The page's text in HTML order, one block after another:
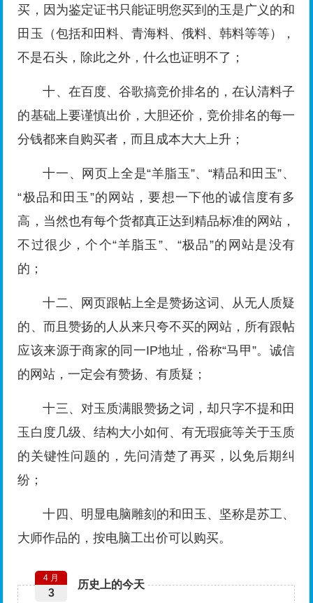
买，因为鉴定证书只能证明您买到的玉是广义的和
田玉（包括和田料、青海料、俄料、韩料等等），
不是石头，除此之外，什么也证明不了；
十、在百度、谷歌搞竞价排名的，在认清料子
的基础上要谨慎出价，大胆还价，竞价排名的每一
分钱都来自购买者，而且成本大大上升；
十一、网页上全是“羊脂玉”、“精品和田玉”、
“极品和田玉”的网站，要想一下他的诚信度有多
高，当然也有每个货都真正达到精品标准的网站，
不过很少，个个“羊脂玉”、“极品”的网站是没有
的；
十二、网页跟帖上全是赞扬这词、从无人质疑
的、而且赞扬的人从来只夸不买的网站，所有跟帖
应该来源于商家的同一IP地址，俗称“马甲”。诚信
的网站，一定会有赞扬、有质疑；
十三、对玉质满眼赞扬之词，却只字不提和田
玉白度几级、结构大小如何、有无瑕疵等关于玉质
的关键性问题的，先问清楚了再买，以免后期纠
纷；
十四、明显电脑雕刻的和田玉、坚称是苏工、
大师作品的，按电脑工出价可以购买。
历史上的今天
4 月
3